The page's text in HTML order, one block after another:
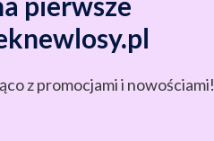
z promocjami i nowościami!